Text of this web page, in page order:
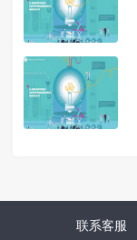
联系客服